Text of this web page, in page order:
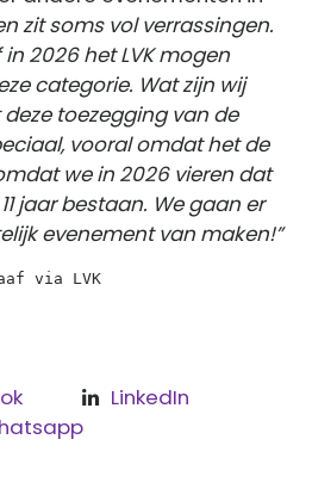
zit soms vol verrassingen.
2026 het LVK mogen
categorie. Wat zijn wij
toezegging van de
vooral omdat het de
we in 2026 vieren dat
jaar bestaan. We gaan er
evenement van maken!”
via LVK
LinkedIn